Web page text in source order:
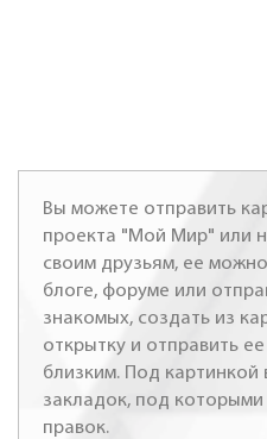
Вы можете отправить
проекта "Мой Мир" или
своим друзьям, ее
блоге, форуме или
знакомых, создать из
открытку и отправить
близким. Под картинкой
закладок, под
правок.